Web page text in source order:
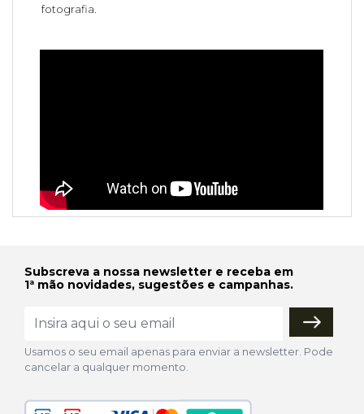
fotografia.
Subscreva a nossa newsletter e receba em
1ª mão novidades, sugestões e campanhas.
Usamos o seu email apenas para enviar a newsletter. Pode
cancelar a qualquer momento.